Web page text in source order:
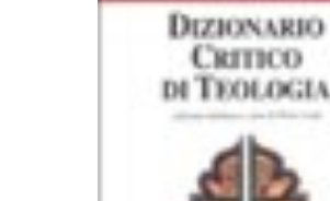
AGGIUNGI AL CARRELLO